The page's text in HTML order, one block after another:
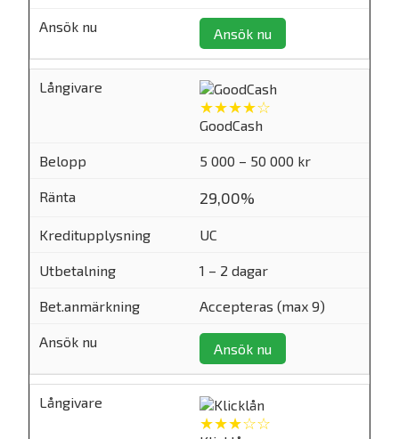
Ansök nu
★★★★☆
GoodCash
5 000 – 50 000 kr
29,00%
UC
1 – 2 dagar
Accepteras (max 9)
Ansök nu
★★★☆☆